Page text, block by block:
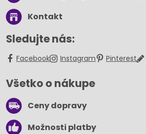
Kontakt
Sledujte nás:
Facebook Instagram Pinterest
Všetko o nákupe
Ceny dopravy
Možnosti platby